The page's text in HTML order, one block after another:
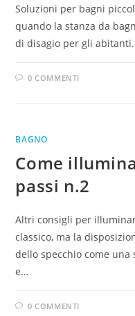
Soluzioni per bagni
quando la stanza da
di disagio per gli
0 COMMENTI
BAGNO
Come
passi n.2
Altri consigli per
classico, ma la
dello specchio come
e…
0 COMMENTI